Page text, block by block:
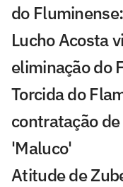
do
Lucho Acosta
eliminação do
Torcida do
contratação
'Maluco'
Atitude de